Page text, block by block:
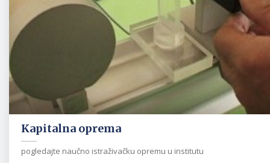
Kapitalna oprema
pogledajte naučno istraživačku opremu u institutu